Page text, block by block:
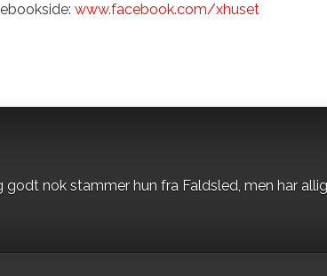
www.facebook.com/xhuset
nok stammer hun fra Faldsled, men har